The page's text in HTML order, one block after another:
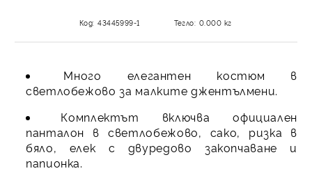
Код: 43445999-1 Тегло: 0.000 кг
Много елегантен костюм в
светлобежово за малките джентълмени.
Комплектът включва официален
панталон в светлобежово, сако, ризка в
бяло, елек с двуредово закопчаване и
папионка.